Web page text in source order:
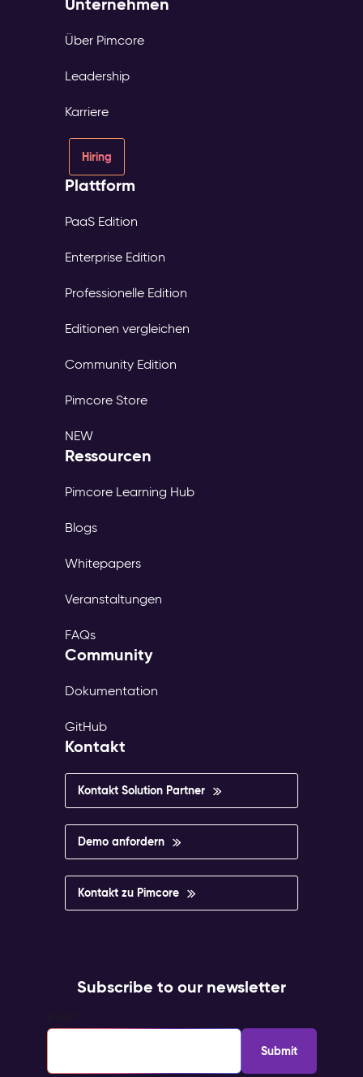
Über Pimcore
Leadership
Karriere
Hiring
Plattform
PaaS Edition
Enterprise Edition
Professionelle Edition
Editionen vergleichen
Community Edition
Pimcore Store
NEW
Ressourcen
Pimcore Learning Hub
Blogs
Whitepapers
Veranstaltungen
FAQs
Community
Dokumentation
GitHub
Kontakt
Kontakt Solution Partner
Demo anfordern
Kontakt zu Pimcore
Subscribe to our newsletter